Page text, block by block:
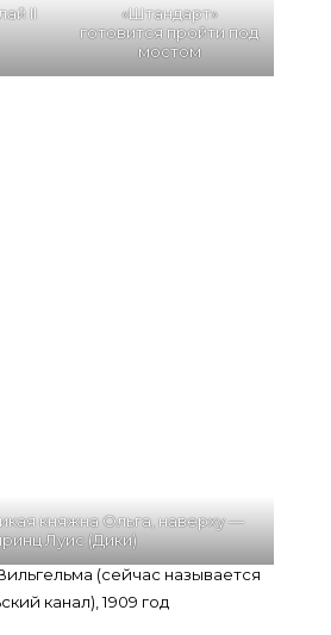
II
«Штандарт»
готовится пройти под
мостом
княжна Ольга, наверху —
Луис (Дики)
(сейчас называется
канал), 1909 год